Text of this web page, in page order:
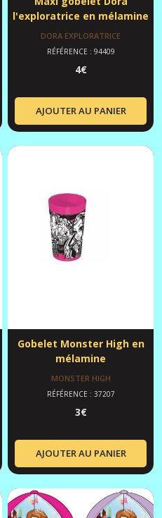
l'exploratrice en mélamine
DORA EXPLORATRICE
RÉFÉRENCE : 94409
4€
AJOUTER AU PANIER
Gobelet Monster High en
mélamine
MONSTER HIGH
RÉFÉRENCE : 37207
3€
AJOUTER AU PANIER